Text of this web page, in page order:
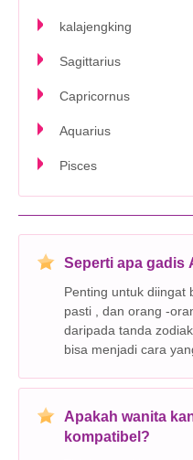
kalajengking
Sagittarius
Capricornus
Aquarius
Pisces
Seperti apa gadis
Penting untuk diingat bahwa astrologi
pasti , dan orang -orang jauh lebih kompleks
daripada tanda
bisa menjadi cara
kecenderungan umum. Berikut adalah beberapa
Apakah wanita
kompatibel?